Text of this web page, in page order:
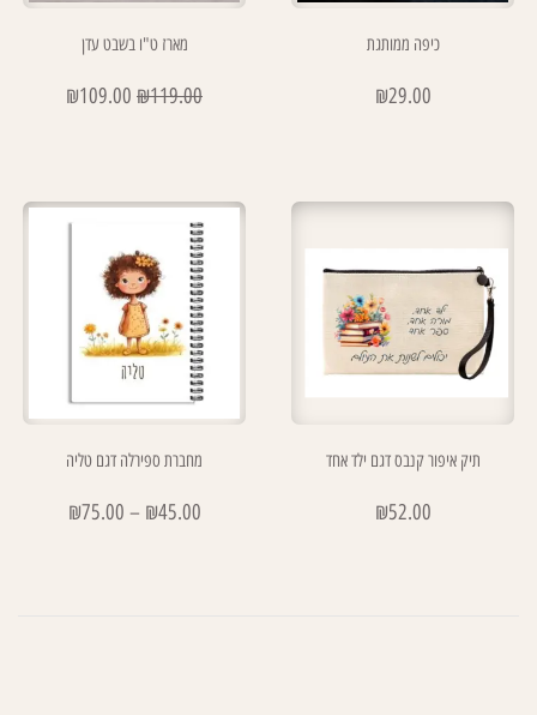
כיפה ממותגת
₪29.00
מארז ט"ו בשבט עדן
₪119.00
₪109.00
תיק איפור קנבס דגם ילד אחד
₪52.00
מחברת ספירלה דגם טליה
₪45.00
–
₪75.00